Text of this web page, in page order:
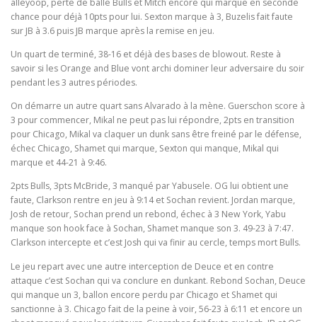
alleyoop, perte de balle Bulls et Mitch encore qui marque en seconde
chance pour déjà 10pts pour lui. Sexton marque à 3, Buzelis fait faute
sur JB à 3.6 puis JB marque après la remise en jeu.
Un quart de terminé, 38-16 et déjà des bases de blowout. Reste à
savoir si les Orange and Blue vont archi dominer leur adversaire du soir
pendant les 3 autres périodes.
On démarre un autre quart sans Alvarado à la mène. Guerschon score à
3 pour commencer, Mikal ne peut pas lui répondre, 2pts en transition
pour Chicago, Mikal va claquer un dunk sans être freiné par le défense,
échec Chicago, Shamet qui marque, Sexton qui manque, Mikal qui
marque et 44-21 à 9:46.
2pts Bulls, 3pts McBride, 3 manqué par Yabusele. OG lui obtient une
faute, Clarkson rentre en jeu à 9:14 et Sochan revient. Jordan marque,
Josh de retour, Sochan prend un rebond, échec à 3 New York, Yabu
manque son hook face à Sochan, Shamet manque son 3. 49-23 à 7:47.
Clarkson intercepte et c’est Josh qui va finir au cercle, temps mort Bulls.
Le jeu repart avec une autre interception de Deuce et en contre
attaque c’est Sochan qui va conclure en dunkant. Rebond Sochan, Deuce
qui manque un 3, ballon encore perdu par Chicago et Shamet qui
sanctionne à 3. Chicago fait de la peine à voir, 56-23 à 6:11 et encore un